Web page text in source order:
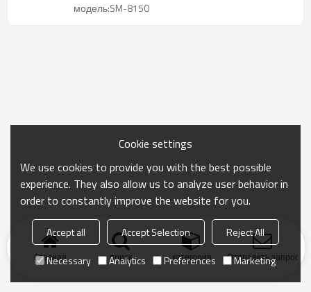
модель:SM-8150
Главная поиск категория Отправить запрос
Cookie settings
We use cookies to provide you with the best possible
experience. They also allow us to analyze user behavior in
order to constantly improve the website for you.
Accept all Accept Selection
Reject All
Necessary
Analytics Preferences Marketing